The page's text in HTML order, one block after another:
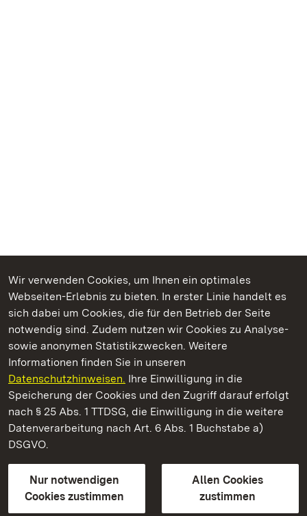
Wir verwenden Cookies, um Ihnen ein optimales
Webseiten-Erlebnis zu bieten. In erster Linie handelt es
sich dabei um Cookies, die für den Betrieb der Seite
notwendig sind. Zudem nutzen wir Cookies zu Analyse-
sowie anonymen Statistikzwecken. Weitere
Informationen finden Sie in unseren
Datenschutzhinweisen. Ihre Einwilligung in die
Speicherung der Cookies und den Zugriff darauf erfolgt
nach § 25 Abs. 1 TTDSG, die Einwilligung in die weitere
Datenverarbeitung nach Art. 6 Abs. 1 Buchstabe a)
DSGVO.
Nur notwendigen
Cookies zustimmen
Allen Cookies
zustimmen
Kommen. Staunen. Genießen.
Staatliche Schlösser und Gärten Baden‑Württemberg
Staatliche Schlösser und Gärten Baden-Württemberg
Kontakt
GebärdenspracheLeichte Sprache
Erklärung zur Barrierefreiheit
BITV-konform (geprüfte Seiten)